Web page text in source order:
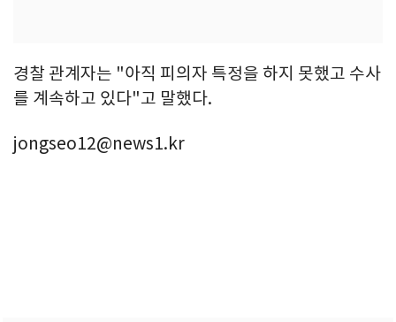
경찰 관계자는 "아직 피의자 특정을 하지 못했고 수사
를 계속하고 있다"고 말했다.
jongseo12@news1.kr